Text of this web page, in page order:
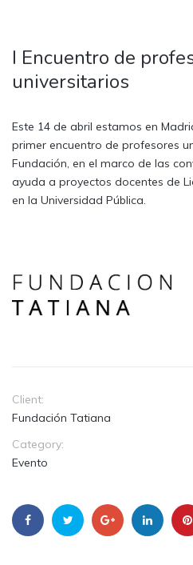
I Encuentro de
universitarios
Este 14 de abril estamos en
primer encuentro de profesores
Fundación, en el marco de las
ayuda a proyectos docentes de
en la Universidad Pública.
Client:
Fundación Tatiana
Category:
Evento